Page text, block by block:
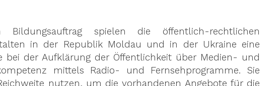
Bildungsauftrag spielen die öffentlich-rechtlichen
in der Republik Moldau und in der Ukraine eine
bei der Aufklärung der Öffentlichkeit über Medien- und
mittels Radio- und Fernsehprogramme. Sie
nutzen, um die vorhandenen Angebote für die